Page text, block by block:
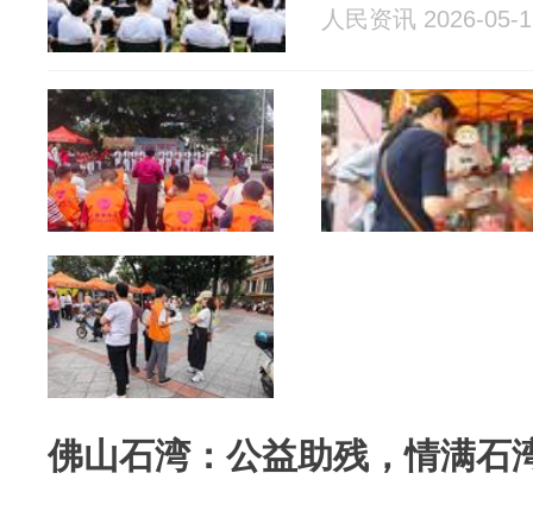
人民资讯 2026-05-
佛山石湾：公益助残，情满石